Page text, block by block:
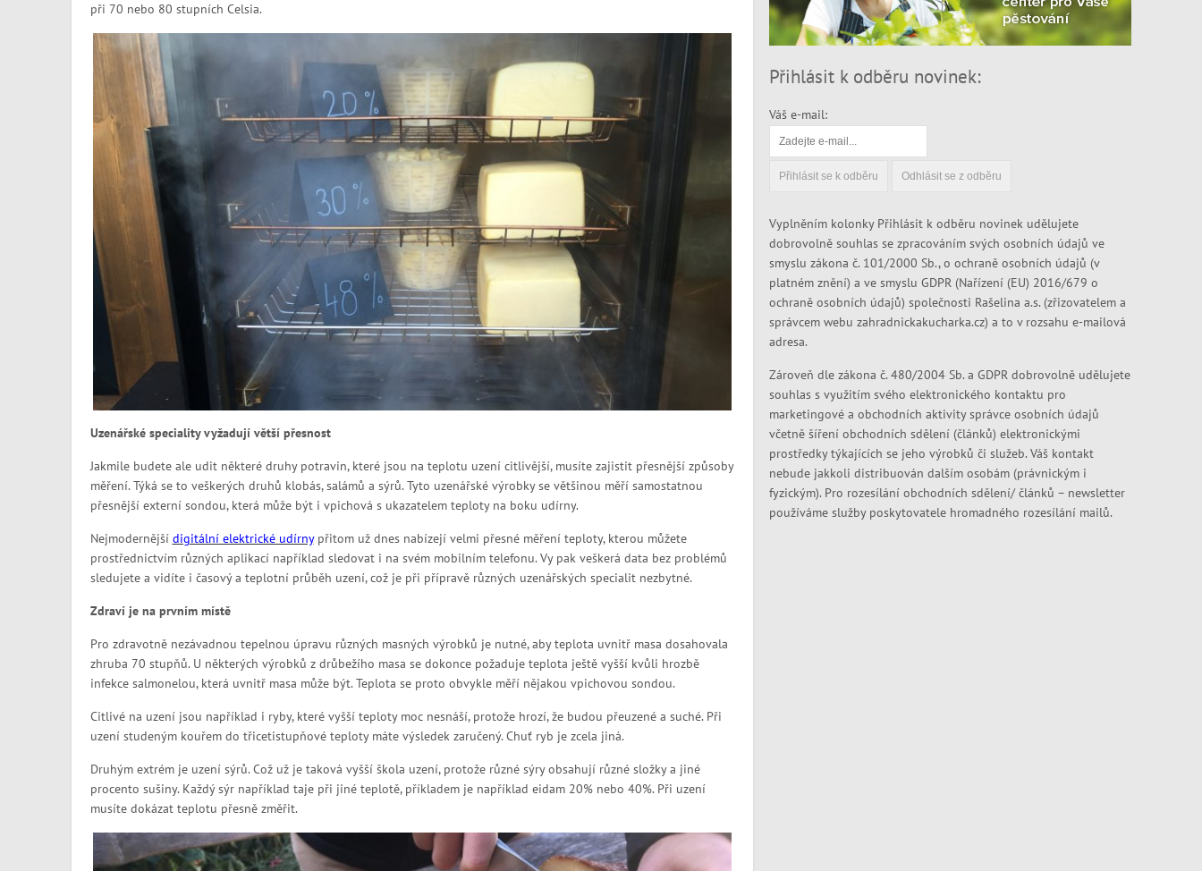
při 70 nebo 80 stupních Celsia.
Uzenářské speciality vyžadují větší přesnost
Jakmile budete ale udit některé druhy potravin, které jsou na teplotu uzení citlivější, musíte zajistit přesnější způsoby
měření. Týká se to veškerých druhů klobás, salámů a sýrů. Tyto uzenářské výrobky se většinou měří samostatnou
přesnější externí sondou, která může být i vpichová s ukazatelem teploty na boku udírny.
Nejmodernější digitální elektrické udírnypřitom už dnes nabízejí velmi přesné měření teploty, kterou můžete
prostřednictvím různých aplikací například sledovat i na svém mobilním telefonu. Vy pak veškerá data bez problémů
sledujete a vidíte i časový a teplotní průběh uzení, což je při přípravě různých uzenářských specialit nezbytné.
Zdraví je na prvním místě
Pro zdravotně nezávadnou tepelnou úpravu různých masných výrobků je nutné, aby teplota uvnitř masa dosahovala
zhruba 70 stupňů. U některých výrobků z drůbežího masa se dokonce požaduje teplota ještě vyšší kvůli hrozbě
infekce salmonelou, která uvnitř masa může být. Teplota se proto obvykle měří nějakou vpichovou sondou.
Citlivé na uzení jsou například i ryby, které vyšší teploty moc nesnáší, protože hrozí, že budou přeuzené a suché. Při
uzení studeným kouřem do třicetistupňové teploty máte výsledek zaručený. Chuť ryb je zcela jiná.
Druhým extrém je uzení sýrů. Což už je taková vyšší škola uzení, protože různé sýry obsahují různé složky a jiné
procento sušiny. Každý sýr například taje při jiné teplotě, příkladem je například eidam 20% nebo 40%. Při uzení
musíte dokázat teplotu přesně změřit.
Přihlásit k odběru novinek:
Váš e-mail:
Vyplněním kolonky Přihlásit k odběru novinek udělujete
dobrovolně souhlas se zpracováním svých osobních údajů ve
smyslu zákona č. 101/2000 Sb., o ochraně osobních údajů (v
platném znění) a ve smyslu GDPR (Nařízení (EU) 2016/679 o
ochraně osobních údajů) společnosti Rašelina a.s. (zřizovatelem a
správcem webu zahradnickakucharka.cz) a to v rozsahu e-mailová
adresa.
Zároveň dle zákona č. 480/2004 Sb. a GDPR dobrovolně udělujete
souhlas s využitím svého elektronického kontaktu pro
marketingové a obchodních aktivity správce osobních údajů
včetně šíření obchodních sdělení (článků) elektronickými
prostředky týkajících se jeho výrobků či služeb. Váš kontakt
nebude jakkoli distribuován dalším osobám (právnickým i
fyzickým). Pro rozesílání obchodních sdělení/ článků – newsletter
používáme služby poskytovatele hromadného rozesílání mailů.